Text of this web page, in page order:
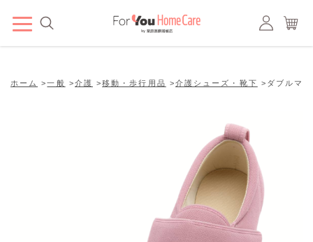
ホーム >一般 >介護 >移動・歩行用品 >介護シューズ・靴下 > ダブルマ